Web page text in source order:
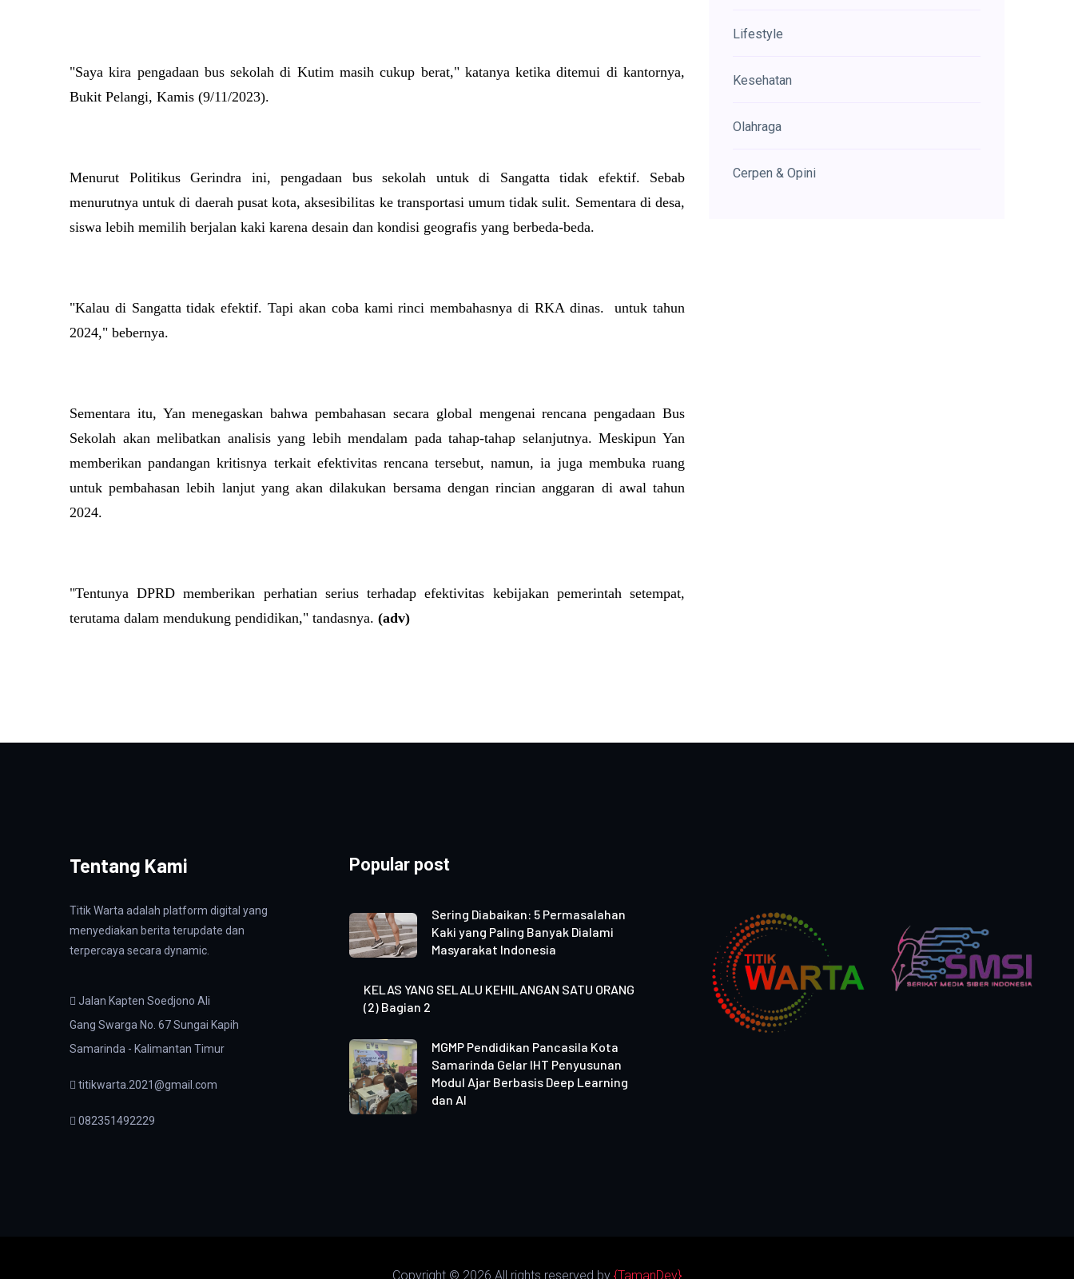
"Saya kira pengadaan bus sekolah di Kutim masih cukup berat," katanya ketika ditemui di kantornya,
Bukit Pelangi, Kamis (9/11/2023).
Menurut Politikus Gerindra ini, pengadaan bus sekolah untuk di Sangatta tidak efektif. Sebab
menurutnya untuk di daerah pusat kota, aksesibilitas ke transportasi umum tidak sulit. Sementara di desa,
siswa lebih memilih berjalan kaki karena desain dan kondisi geografis yang berbeda-beda.
"Kalau di Sangatta tidak efektif. Tapi akan coba kami rinci membahasnya di RKA dinas. untuk tahun
2024," bebernya.
Sementara itu, Yan menegaskan bahwa pembahasan secara global mengenai rencana pengadaan Bus
Sekolah akan melibatkan analisis yang lebih mendalam pada tahap-tahap selanjutnya. Meskipun Yan
memberikan pandangan kritisnya terkait efektivitas rencana tersebut, namun, ia juga membuka ruang
untuk pembahasan lebih lanjut yang akan dilakukan bersama dengan rincian anggaran di awal tahun
2024.
"Tentunya DPRD memberikan perhatian serius terhadap efektivitas kebijakan pemerintah setempat,
terutama dalam mendukung pendidikan," tandasnya. (adv)
Lifestyle
Kesehatan
Olahraga
Cerpen & Opini
Tentang Kami
Titik Warta adalah platform digital yang
menyediakan berita terupdate dan
terpercaya secara dynamic.
Jalan Kapten Soedjono Ali
Gang Swarga No. 67 Sungai Kapih
Samarinda - Kalimantan Timur
titikwarta.2021@gmail.com
082351492229
Popular post
Sering Diabaikan: 5 Permasalahan
Kaki yang Paling Banyak Dialami
Masyarakat Indonesia
KELAS YANG SELALU KEHILANGAN SATU ORANG
(2) Bagian 2
MGMP Pendidikan Pancasila Kota
Samarinda Gelar IHT Penyusunan
Modul Ajar Berbasis Deep Learning
dan AI
Copyright © 2026 All rights reserved by {TamanDev}